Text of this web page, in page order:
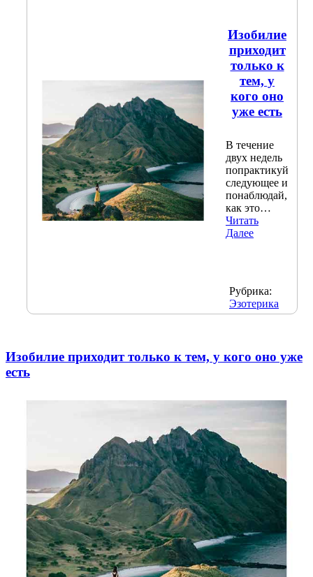
Изобилие
приходит
только к
тем, у
кого оно
уже есть
В течение
двух недель
попрактикуй
следующее и
понаблюдай,
как это…
Читать
Далее
Рубрика:
Эзотерика
Изобилие приходит только к тем, у кого оно уже
есть